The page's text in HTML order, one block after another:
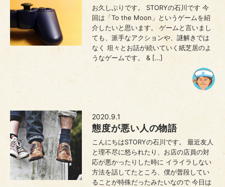
お久しぶりです。 STORYの石川です 今
回は「To the Moon」というゲームを紹
介したいと思います。 ゲームと言いまし
ても、派手なアクションや、謎解きでは
なく 坦々とお話が続いていく紙芝居のよ
うなゲームです。 & […]
2020.9.1
態度が悪い人の物語
こんにちはSTORYの石川です。 最近友人
と理不尽に怒られたり、お店の店員の対
応が悪かったりした時に イライラしない
方法を話してたところ、僕が普段してい
ることが特殊だったみたいなので 今日は